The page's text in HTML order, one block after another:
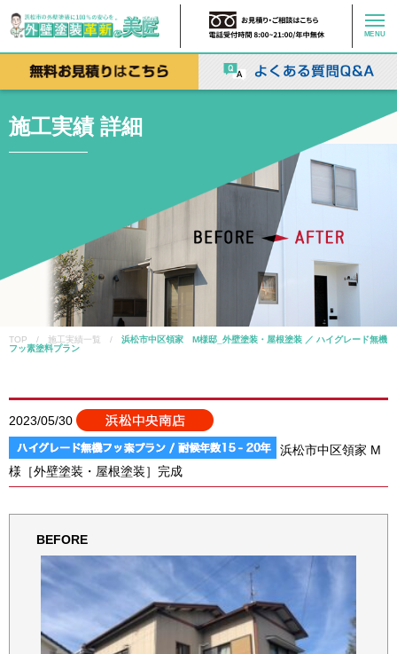
MENU
施工実績 詳細
TOP / 施工実績一覧 / 浜松市中区領家 M様邸_外壁塗装・屋根塗装 ／ ハイグレード無機
フッ素塗料プラン
2023/05/30
浜松市中区領家 M
様［外壁塗装・屋根塗装］完成
BEFORE